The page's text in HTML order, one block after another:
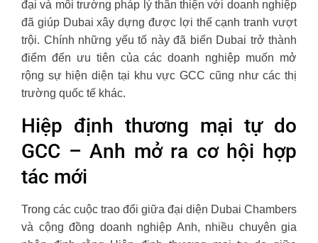
đại và môi trường pháp lý thân thiện với doanh nghiệp
đã giúp Dubai xây dựng được lợi thế cạnh tranh vượt
trội. Chính những yếu tố này đã biến Dubai trở thành
điểm đến ưu tiên của các doanh nghiệp muốn mở
rộng sự hiện diện tại khu vực GCC cũng như các thị
trường quốc tế khác.
Hiệp định thương mại tự do
GCC – Anh mở ra cơ hội hợp
tác mới
Trong các cuộc trao đổi giữa đại diện Dubai Chambers
và cộng đồng doanh nghiệp Anh, nhiều chuyên gia